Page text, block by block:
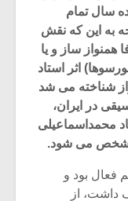
سال تمام
به این که نقش
همنواز ساز و یا
اثر استاد
شناخته می شد
در ایران،
محمداسماعیلی
مشخص می شود.
فعال بود و
داشت، از